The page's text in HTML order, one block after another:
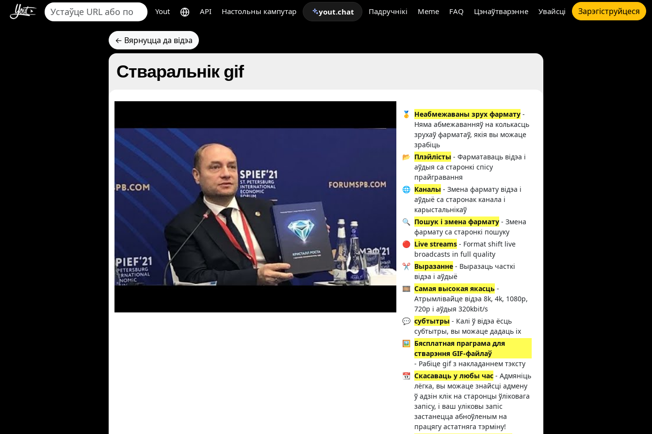
Yout API Настольны кампутар yout.chat Падручнікі Meme FAQ Цэнаўтварэнне Увайсці Зарэгіструйцеся
← Вярнуцца да відэа
Стваральнік gif
🥇 Неабмежаваны зрух фармату -
Няма абмежаванняў на колькасць
зрухаў фарматаў, якія вы можаце
зрабіць
📂 Плэйлісты - Фарматаваць відэа і
аўдыя са старонкі спісу
прайгравання
🌐 Каналы - Змена фармату відэа і
аўдыё са старонак канала і
карыстальнікаў
🔍 Пошук і змена фармату - Змена
фармату са старонкі пошуку
🔴 Live streams - Format shift live
broadcasts in full quality
✂️ Выразанне - Выразаць часткі
відэа і аўдыё
🎞️ Самая высокая якасць -
Атрымлівайце відэа 8k, 4k, 1080p,
720p і аўдыя 320kbit/s
💬 субтытры - Калі ў відэа ёсць
субтытры, вы можаце дадаць іх
🖼️ Бясплатная праграма для
стварэння GIF-файлаў
- Рабіце gif з накладаннем тэксту
📆 Скасаваць у любы час - Адмяніць
лёгка, вы можаце знайсці адмену
ў адзін клік на старонцы ўліковага
запісу, і ваш уліковы запіс
застанецца абноўленым на
працягу астатняга тэрміну!